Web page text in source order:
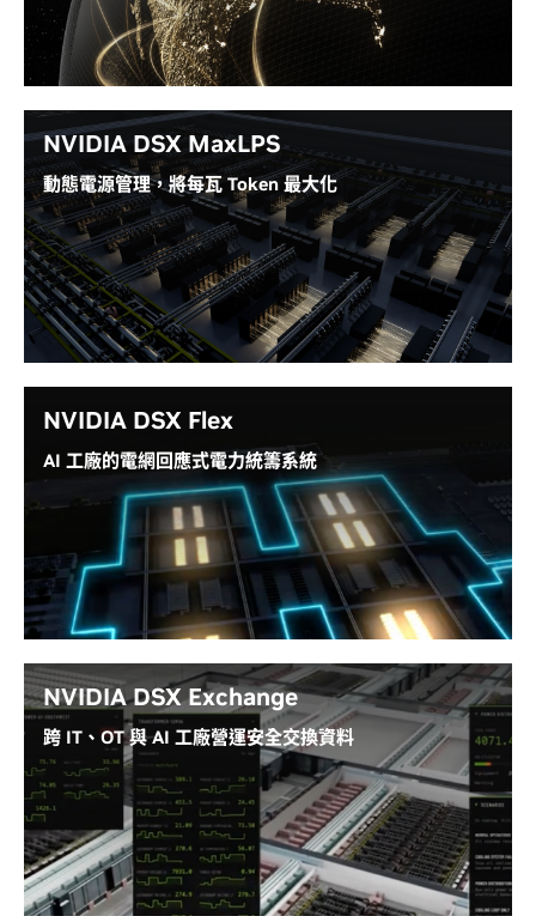
執行階段一致性、健康狀態自動化、韌性、多租戶 AI 工
廠營運，以及平台軟體，協助合作夥伴增加收益及提高
利潤率。
瀏覽 DSX OS 說明文件
NVIDIA DSX MaxLPS
動態電源管理，將每瓦 Token 最大化
NVIDIA DSX MaxLPS™ 是電力與效率軟體，專為在固
定電力預算內，將每百萬瓦的 token 效能最大化而生。
它在 GPU、機架與工作負載層級動態管理電力，讓 AI
工廠能以最高能源效率驅動更多 GPU，實現最低的每
token 成本。
深入瞭解 DSX MaxLPS
瞭解 Phaidra 的使用方式
NVIDIA DSX Flex
AI 工廠的電網回應式電力統籌系統
DSX Flex 串連了 AI 工廠與電網，接收各種電網訊號，
包括負載卸載、需求回應與電價事件，並且據此動態調
節工作負載。它還能統籌公共事業資源、廠區再生能源
與儲存系統的電力，實現彈性的混合式能源管理。
瞭解 Emerald AI 的使用方式
NVIDIA DSX Exchange
跨 IT、OT 與 AI 工廠營運安全交換資料
NVIDIA DSX Exchange™ 讓 IT、OT 與營運系統得以用
可擴充的安全方式，整合運算、網路、能源、電力和冷
卻系統的訊號。它為 AI 工廠軟體、設施基礎設施、數位
孿生與營運代理提供通用通訊層，可即時統籌，協助團
隊監測條件、執行政策，並將全 AI 工廠的效能最佳化。